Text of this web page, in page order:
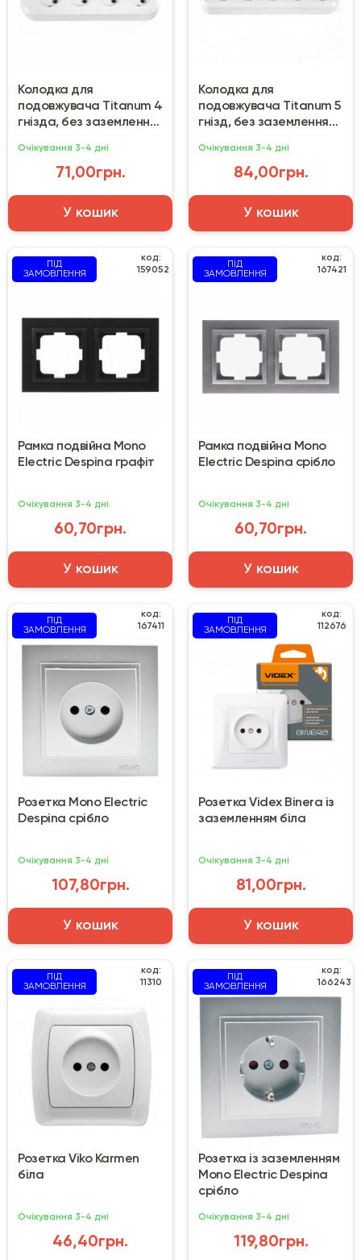
Колодка для
подовжувача Titanum 4
гнізда, без заземлення
Очікування 3-4 дні
71,00грн.
У кошик
Колодка для
подовжувача Titanum 5
гнізд, без заземлення
Очікування 3-4 дні
84,00грн.
У кошик
ПІД
ЗАМОВЛЕННЯ
код:
159052
Рамка подвійна Mono
Electric Despina графіт
Очікування 3-4 дні
60,70грн.
У кошик
ПІД
ЗАМОВЛЕННЯ
код:
167421
Рамка подвійна Mono
Electric Despina срібло
Очікування 3-4 дні
60,70грн.
У кошик
ПІД
ЗАМОВЛЕННЯ
код:
167411
Розетка Mono Electric
Despina срібло
Очікування 3-4 дні
107,80грн.
У кошик
ПІД
ЗАМОВЛЕННЯ
код:
112676
Розетка Videx Binera із
заземленням біла
Очікування 3-4 дні
81,00грн.
У кошик
ПІД
ЗАМОВЛЕННЯ
код:
11310
Розетка Viko Karmen
біла
Очікування 3-4 дні
46,40грн.
ПІД
ЗАМОВЛЕННЯ
код:
166243
Розетка із заземленням
Mono Electric Despina
срібло
Очікування 3-4 дні
119,80грн.